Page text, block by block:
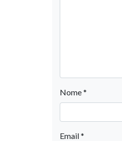
Nome*
Email*